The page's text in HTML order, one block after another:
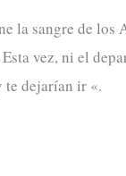
la sangre de los
vez, ni el
te dejarían ir «.